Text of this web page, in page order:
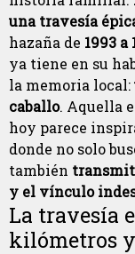
una travesía
hazaña de 1993 a
ya tiene en su
la memoria local:
caballo. Aquella
hoy parece
donde no solo
también
y el vínculo
La travesía
kilómetros